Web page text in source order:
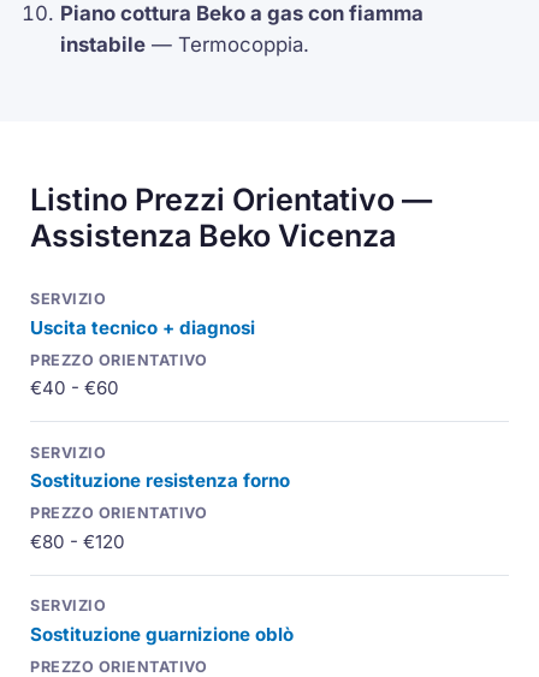
Piano cottura Beko a gas con fiamma
instabile —Termocoppia.
Listino Prezzi Orientativo —
Assistenza Beko Vicenza
Uscita tecnico + diagnosi
€40 - €60
Sostituzione resistenza forno
€80 - €120
Sostituzione guarnizione oblò